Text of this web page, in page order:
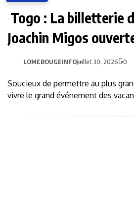
Togo : La billetterie
Joachin Migos
LOMEBOUGEINFOjuillet 30, 2026 0
Soucieux de permettre au plus
vivre le grand événement des